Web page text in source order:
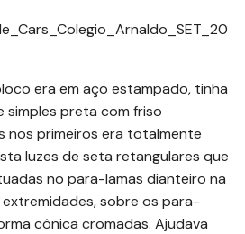
era em aço estampado, tinha
simples preta com friso
nos primeiros era totalmente
luzes de seta retangulares que
no para-lamas dianteiro na
extremidades, sobre os para-
cônica cromadas. Ajudava